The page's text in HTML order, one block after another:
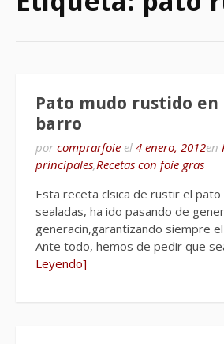
Pato mudo rustido en
barro
por comprarfoie el 4 enero, 2012en
principales,Recetas con foie gras
Esta receta clsica de rustir el pato
sealadas, ha ido pasando de
generacin,garantizando siempre
Ante todo, hemos de pedir que
Leyendo]